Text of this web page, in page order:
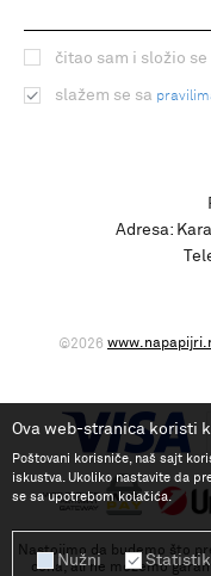
čitao sam i složio se
slažem se sa
Adresa:
©2026
Nastojimo da budemo što
cena, ali ne možemo
Ova web-stranica koristi
Poštovani korisniče, naš sajt
iskustva. Ukoliko nastavite da
se sa upotrebom kolačića.
Nužni